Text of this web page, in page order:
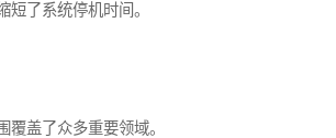
短了系统停机时间。
覆盖了众多重要领域。